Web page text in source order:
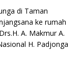
di Taman
ke rumah
A. Makmur A.
H. Padjonga